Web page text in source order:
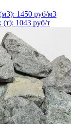
1450 руб/м3
(т): 1043 руб/т